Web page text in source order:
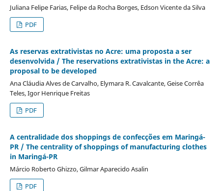
Juliana Felipe Farias, Felipe da Rocha Borges, Edson Vicente da Silva
PDF
As reservas extrativistas no Acre: uma proposta a ser
desenvolvida / The reservations extrativistas in the Acre: a
proposal to be developed
Ana Cláudia Alves de Carvalho, Elymara R. Cavalcante, Geise Corrêa
Teles, Igor Henrique Freitas
PDF
A centralidade dos shoppings de confecções em Maringá-
PR / The centrality of shoppings of manufacturing clothes
in Maringá-PR
Márcio Roberto Ghizzo, Gilmar Aparecido Asalin
PDF